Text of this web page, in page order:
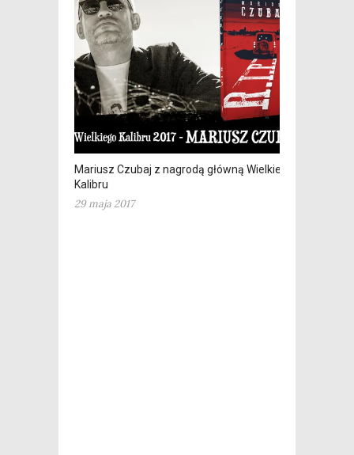
Mariusz Czubaj z nagrodą główną Wielkiego
Kalibru
29 maja 2017